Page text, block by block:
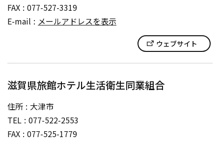
FAX 077-527-3319
E-mail
メールアドレスを表示
ウェブサイト
滋賀県旅館ホテル生活衛生同業組合
住所
大津市
TEL 077-522-2553
FAX 077-525-1779